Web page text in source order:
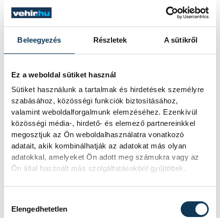
Beleegyezés Részletek A sütikről
Ez a weboldal sütiket használ
Sütiket használunk a tartalmak és hirdetések személyre
szabásához, közösségi funkciók biztosításához,
valamint weboldalforgalmunk elemzéséhez. Ezenkívül
közösségi média-, hirdető- és elemező partnereinkkel
megosztjuk az Ön weboldalhasználatra vonatkozó
adatait, akik kombinálhatják az adatokat más olyan
adatokkal, amelyeket Ön adott meg számukra vagy az
Ön által használt más szolgáltatásokból gyűjtöttek.
Elengedhetetlen
Az összetettben dobogós helyezést elért öt
versenyző: Vass Tibor, Bálint Bence, Wieder
Ilona, Angyal Dániel és Bálint Ádám - Fotó:
Mérő Dominika
Budapest nyílt középtávú
bajnokságán dobogós helyezést